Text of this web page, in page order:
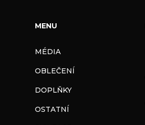
MENU
MÉDIA
OBLEČENÍ
DOPLŇKY
OSTATNÍ